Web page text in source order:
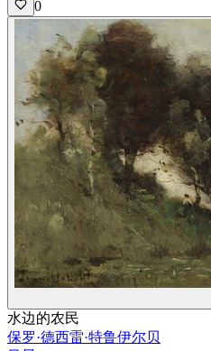
0
水边的农民
保罗·德西雷·特鲁伊尔贝